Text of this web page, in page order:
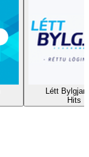
Létt
Hits